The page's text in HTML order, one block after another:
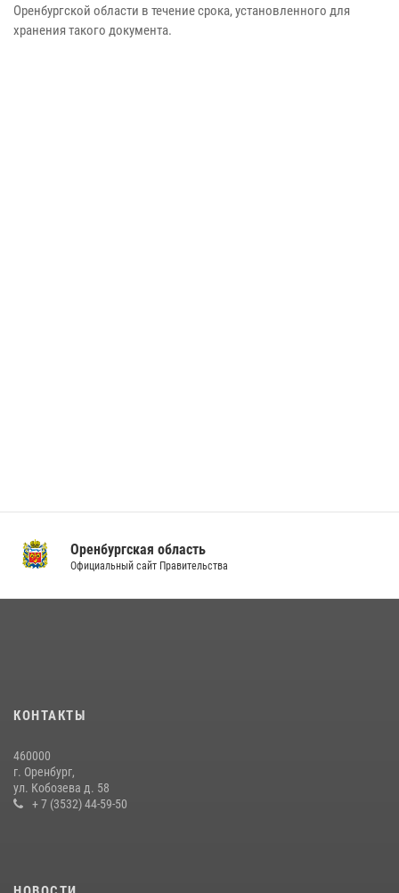
Оренбургской области в течение срока, установленного для
хранения такого документа.
Оренбургская область
Официальный сайт Правительства
КОНТАКТЫ
460000
г. Оренбург,
ул. Кобозева д. 58
+ 7 (3532) 44-59-50